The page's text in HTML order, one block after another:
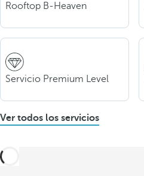
Rooftop B-Heaven
Servicio Premium Level
Ver todos los servicios